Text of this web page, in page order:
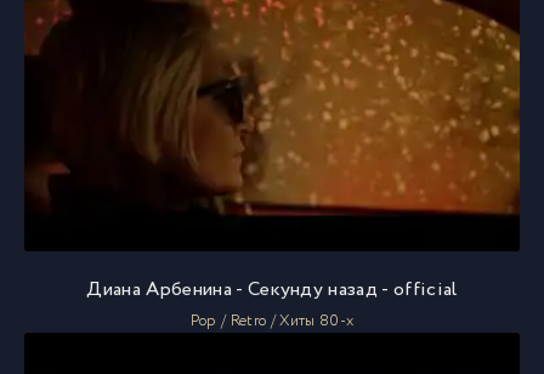
Диана Арбенина - Секунду назад - official
Pop / Retro / Хиты 80-х